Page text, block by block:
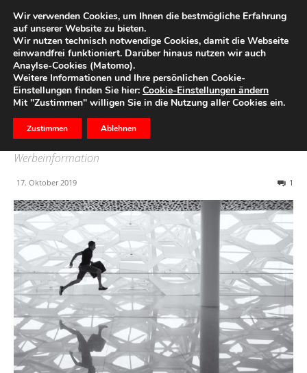
Start Wertpapiere
Ein klassischer
Samstagmorgen in
Deutschland…
Werbeinformation
17. Oktober 2019 1
Wir verwenden Cookies, um Ihnen die bestmögliche Erfahrung
auf unserer Website zu bieten.
Wir nutzen technisch notwendige Cookies, damit die Webseite
einwandfrei funktioniert. Darüber hinaus nutzen wir auch
Anaylse-Cookies (Matomo).
Weitere Informationen und Ihre persönlichen Cookie-
Einstellungen finden Sie hier: Cookie-Einstellungen ändern
Mit "Zustimmen" willigen Sie in die Nutzung aller Cookies ein.
Zustimmen Ablehnen